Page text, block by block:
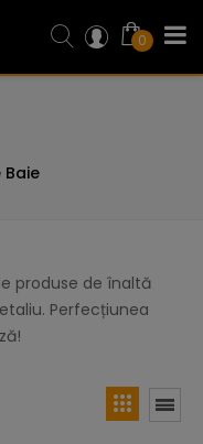
0
produse de înaltă
Perfecțiunea